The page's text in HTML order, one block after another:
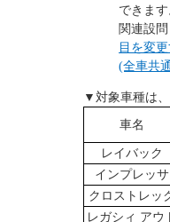
できま
関連設
目を変
(全車共
▼対象車種は
車名
レイバック
インプレッサ
クロストレッ
レガシィ アウ